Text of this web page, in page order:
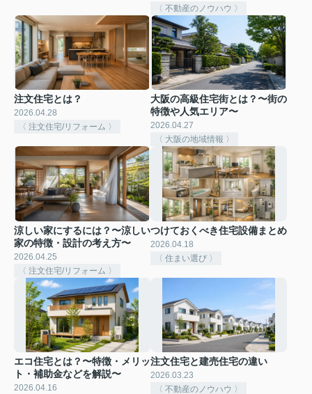
〈 不動産のノウハウ 〉
注文住宅とは？
2026.04.28
〈 注文住宅/リフォーム 〉
大阪の高級住宅街とは？〜街の
特徴や人気エリア〜
2026.04.27
〈 大阪の地域情報 〉
涼しい家にするには？〜涼しい
家の特徴・設計の考え方〜
2026.04.25
〈 注文住宅/リフォーム 〉
つけておくべき住宅設備まとめ
2026.04.18
〈 住まい選び 〉
エコ住宅とは？〜特徴・メリッ
ト・補助金などを解説〜
2026.04.16
注文住宅と建売住宅の違い
2026.03.23
〈 不動産のノウハウ 〉